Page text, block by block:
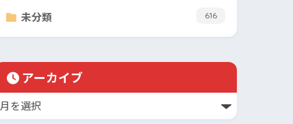
未分類 616
アーカイブ